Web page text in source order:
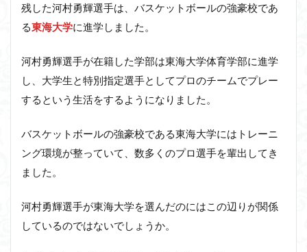
残した河村勇輝選手は、バスケットボールの強豪校であ
る東海大学に進学しました。
河村勇輝選手が在籍した学部は東海大学体育学部に進学
し、大学生と特別指定選手としてプロのチームでプレー
するという生活をするようになりました。
バスケットボールの強豪校である東海大学にはトレーニ
ング環境が整っていて、数多くのプロ選手を輩出してき
ました。
河村勇輝選手が東海大学を選んだのにはこの辺りが関係
しているのではないでしょうか。